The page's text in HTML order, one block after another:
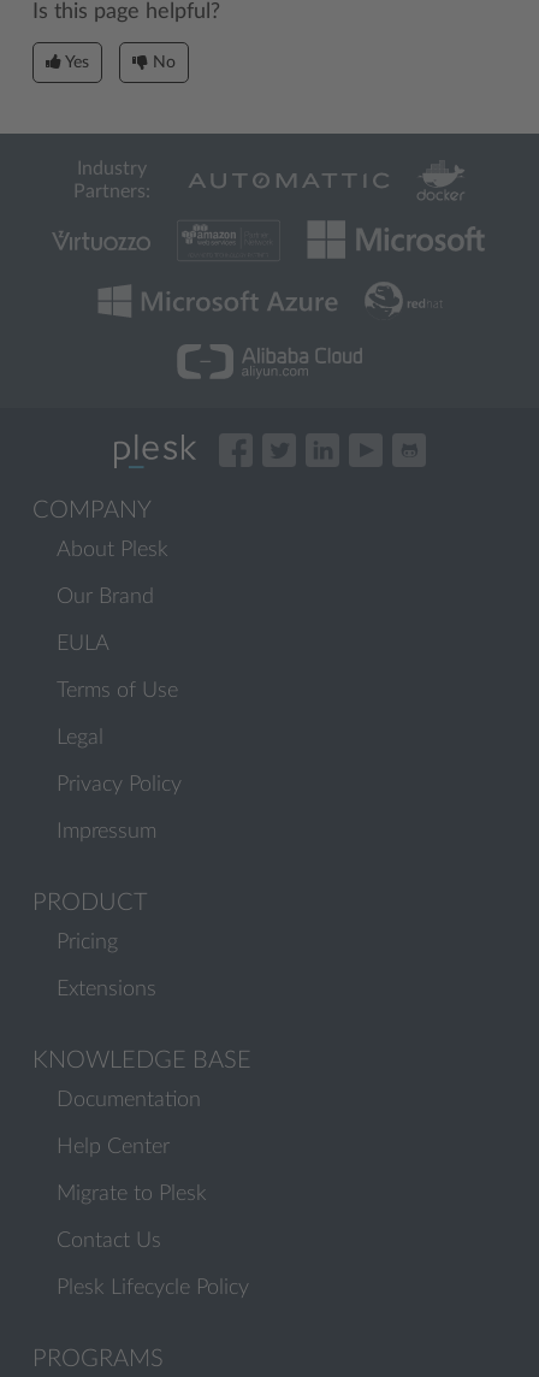
Is this page helpful?
Yes No
Industry
Partners:
COMPANY
About Plesk
Our Brand
EULA
Terms of Use
Legal
Privacy Policy
Impressum
PRODUCT
Pricing
Extensions
KNOWLEDGE BASE
Documentation
Help Center
Migrate to Plesk
Contact Us
Plesk Lifecycle Policy
PROGRAMS